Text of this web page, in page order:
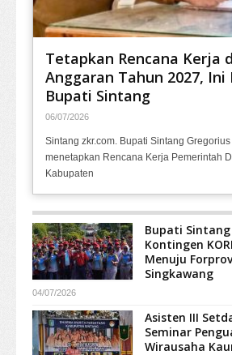
Tetapkan Rencana Kerja
Anggaran Tahun 2027, Ini
Bupati Sintang
06/07/2026
Sintang zkr.com. Bupati Sintang
menetapkan Rencana Kerja Pemerintah
Kabupaten
Bupati Sintang
Kontingen
Menuju
Singkawang
04/07/2026
Asisten III
Seminar
Wirausaha